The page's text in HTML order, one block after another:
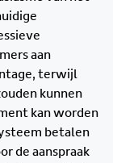
aan
terwijl
kunnen
kan worden
betalen
de aanspraak